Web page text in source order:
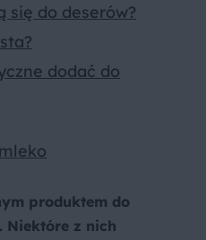
się do deserów?
dodać do
produktem do
Niektóre z nich